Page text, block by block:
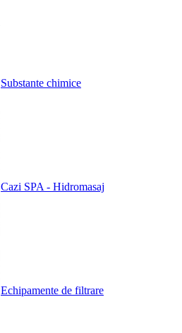
Substante chimice
Cazi SPA - Hidromasaj
Echipamente de filtrare